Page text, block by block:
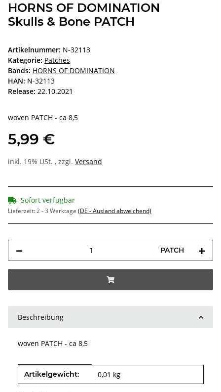
HORNS OF DOMINATION
Skulls & Bone PATCH
Artikelnummer: N-32113
Kategorie: Patches
Bands: HORNS OF DOMINATION
HAN: N-32113
Release: 22.10.2021
woven PATCH - ca 8,5
5,99 €
inkl. 19% USt. , zzgl. Versand
Sofort verfügbar
Lieferzeit:2 - 3 Werktage (DE - Ausland abweichend)
PATCH
Beschreibung
woven PATCH - ca 8,5
Produkteigenschaft
Wert
Artikelgewicht: 0,01 kg